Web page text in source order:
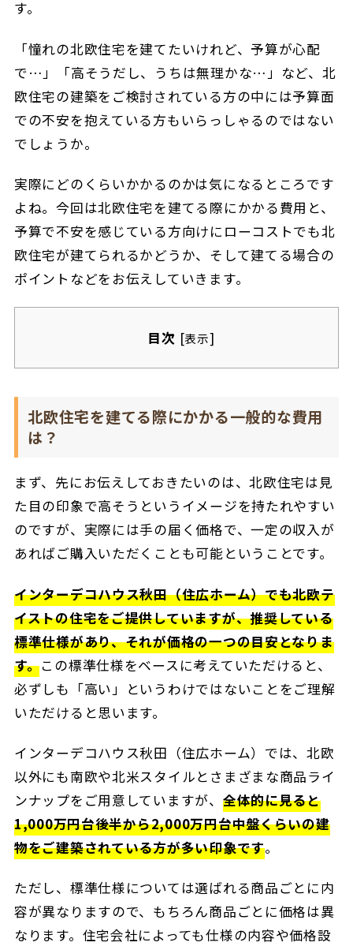
す。
「憧れの北欧住宅を建てたいけれど、予算が心配
で…」「高そうだし、うちは無理かな…」など、北
欧住宅の建築をご検討されている方の中には予算面
での不安を抱えている方もいらっしゃるのではない
でしょうか。
実際にどのくらいかかるのかは気になるところです
よね。今回は北欧住宅を建てる際にかかる費用と、
予算で不安を感じている方向けにローコストでも北
欧住宅が建てられるかどうか、そして建てる場合の
ポイントなどをお伝えしていきます。
目次 [表示]
北欧住宅を建てる際にかかる一般的な費用
は？
まず、先にお伝えしておきたいのは、北欧住宅は見
た目の印象で高そうというイメージを持たれやすい
のですが、実際には手の届く価格で、一定の収入が
あればご購入いただくことも可能ということです。
インターデコハウス秋田（住広ホーム）でも北欧テ
イストの住宅をご提供していますが、推奨している
標準仕様があり、それが価格の一つの目安となりま
す。この標準仕様をベースに考えていただけると、
必ずしも「高い」というわけではないことをご理解
いただけると思います。
インターデコハウス秋田（住広ホーム）では、北欧
以外にも南欧や北米スタイルとさまざまな商品ライ
ンナップをご用意していますが、 全体的に見ると
1,000万円台後半から2,000万円台中盤くらいの建
物をご建築されている方が多い印象です。
ただし、標準仕様については選ばれる商品ごとに内
容が異なりますので、もちろん商品ごとに価格は異
なります。住宅会社によっても仕様の内容や価格設